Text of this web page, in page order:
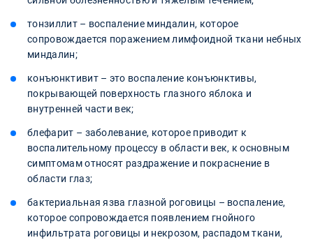
тонзиллит – воспаление миндалин, которое
сопровождается поражением лимфоидной ткани небных
миндалин;
конъюнктивит – это воспаление конъюнктивы,
покрывающей поверхность глазного яблока и
внутренней части век;
блефарит – заболевание, которое приводит к
воспалительному процессу в области век, к основным
симптомам относят раздражение и покраснение в
области глаз;
бактериальная язва глазной роговицы – воспаление,
которое сопровождается появлением гнойного
инфильтрата роговицы и некрозом, распадом ткани,